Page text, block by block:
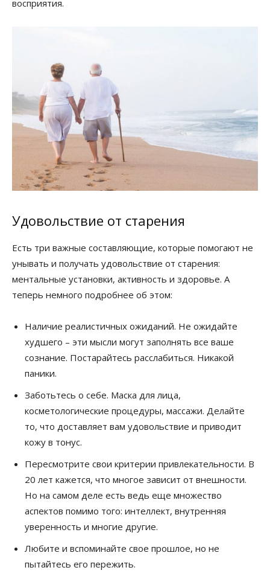
восприятия.
Удовольствие от старения
Есть три важные составляющие, которые помогают не
унывать и получать удовольствие от старения:
ментальные установки, активность и здоровье. А
теперь немного подробнее об этом:
Наличие реалистичных ожиданий. Не ожидайте
худшего – эти мысли могут заполнять все ваше
сознание. Постарайтесь расслабиться. Никакой
паники.
Заботьтесь о себе. Маска для лица,
косметологические процедуры, массажи. Делайте
то, что доставляет вам удовольствие и приводит
кожу в тонус.
Пересмотрите свои критерии привлекательности. В
20 лет кажется, что многое зависит от внешности.
Но на самом деле есть ведь еще множество
аспектов помимо того: интеллект, внутренняя
уверенность и многие другие.
Любите и вспоминайте свое прошлое, но не
пытайтесь его пережить.